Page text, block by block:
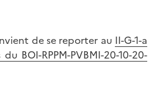
de se reporter au II-G-1-a
BOI-RPPM-PVBMI-20-10-20-